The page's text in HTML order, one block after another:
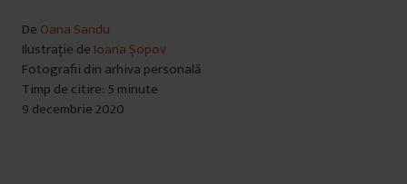
De Oana Sandu
Ilustrație de Ioana Șopov
Fotografii din arhiva personală
Timp de citire: 5 minute
9 decembrie 2020